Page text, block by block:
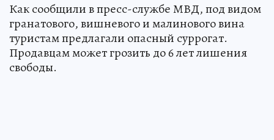
Как сообщили в пресс-службе МВД, под видом
гранатового, вишневого и малинового вина
туристам предлагали опасный суррогат.
Продавцам может грозить до 6 лет лишения
свободы.